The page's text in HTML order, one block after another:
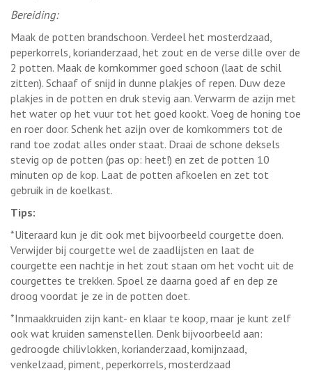
Bereiding:
Maak de potten brandschoon. Verdeel het mosterdzaad,
peperkorrels, korianderzaad, het zout en de verse dille over de
2 potten. Maak de komkommer goed schoon (laat de schil
zitten). Schaaf of snijd in dunne plakjes of repen. Duw deze
plakjes in de potten en druk stevig aan. Verwarm de azijn met
het water op het vuur tot het goed kookt. Voeg de honing toe
en roer door. Schenk het azijn over de komkommers tot de
rand toe zodat alles onder staat. Draai de schone deksels
stevig op de potten (pas op: heet!) en zet de potten 10
minuten op de kop. Laat de potten afkoelen en zet tot
gebruik in de koelkast.
Tips:
*Uiteraard kun je dit ook met bijvoorbeeld courgette doen.
Verwijder bij courgette wel de zaadlijsten en laat de
courgette een nachtje in het zout staan om het vocht uit de
courgettes te trekken. Spoel ze daarna goed af en dep ze
droog voordat je ze in de potten doet.
*Inmaakkruiden zijn kant- en klaar te koop, maar je kunt zelf
ook wat kruiden samenstellen. Denk bijvoorbeeld aan:
gedroogde chilivlokken, korianderzaad, komijnzaad,
venkelzaad, piment, peperkorrels, mosterdzaad